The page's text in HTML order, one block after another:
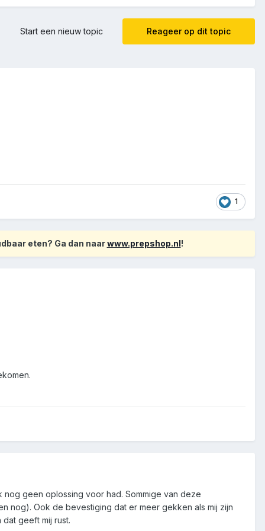
Reageer op dit topic
Start een nieuw topic
1
eten? Ga dan naarwww.prepshop.nl!
geen oplossing voor had. Sommige van deze
nog). Ook de bevestiging dat er meer gekken als mij zijn
geeft mij rust.